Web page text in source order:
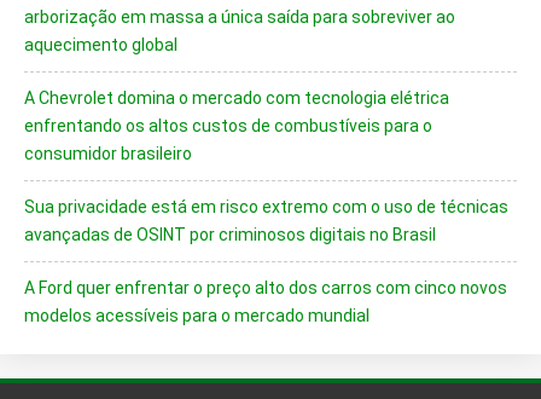
arborização em massa a única saída para sobreviver ao
aquecimento global
A Chevrolet domina o mercado com tecnologia elétrica
enfrentando os altos custos de combustíveis para o
consumidor brasileiro
Sua privacidade está em risco extremo com o uso de técnicas
avançadas de OSINT por criminosos digitais no Brasil
A Ford quer enfrentar o preço alto dos carros com cinco novos
modelos acessíveis para o mercado mundial